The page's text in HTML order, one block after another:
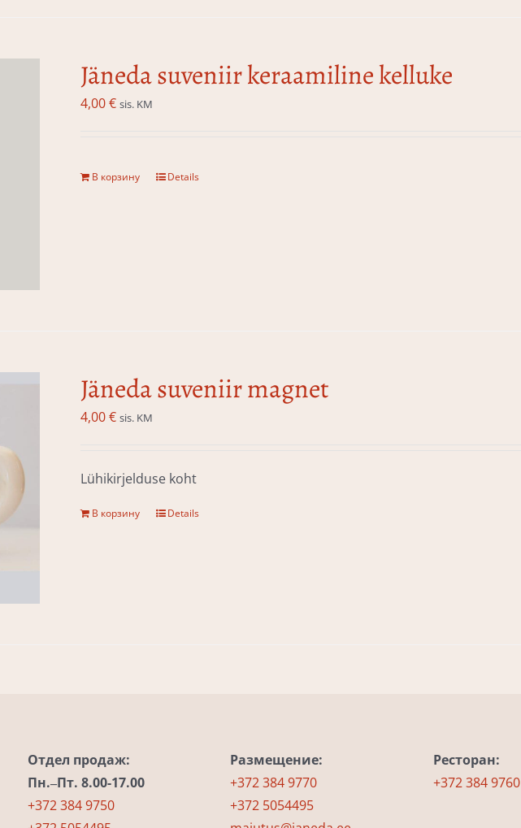
Jäneda suveniir keraamiline kelluke
4,00€ sis. KM
В корзину Details
Jäneda suveniir magnet
4,00€ sis. KM
Lühikirjelduse koht
В корзину Details
Отдел продаж:
Пн.‒Пт. 8.00-17.00
+372 384 9750
Размещение:
+372 384 9770
+372 5054495
Ресторан:
+372 384 9760